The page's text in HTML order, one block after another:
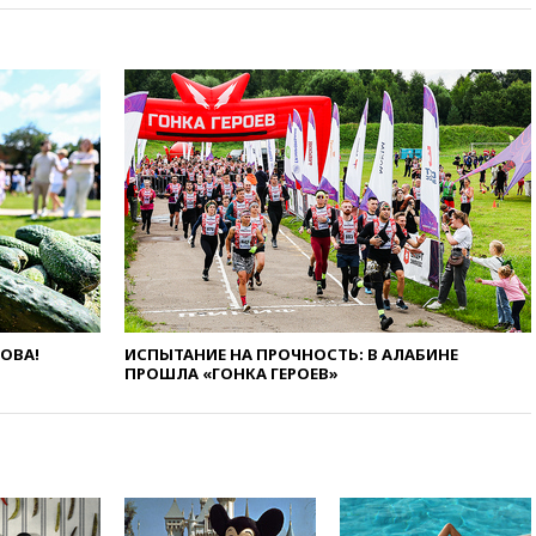
программу по открытию
13:53Сенаторы Аргентины
одобрили скандальный
законопроект о частной
собственности
13:36ABC News: запасы
вооружений США достигли
крайне низкого уровня
13:16«Родина» просит
Верховный суд снять «Яблоко»
с выборов
13:11Путин обсудил с
президентом ОАЭ ситуацию в
Персидском заливе и на
животных
ИСПЫТАНИЕ НА ПРОЧНОСТЬ: В АЛАБИНЕ
ПРОШЛА «ГОНКА ГЕРОЕВ»